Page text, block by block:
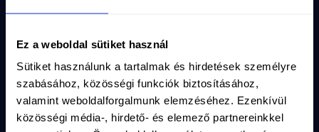
Ez a weboldal sütiket használ
Sütiket használunk a tartalmak és hirdetések személyre
szabásához, közösségi funkciók biztosításához,
valamint weboldalforgalmunk elemzéséhez. Ezenkívül
közösségi média-, hirdető- és elemező partnereinkkel
Csatlakozz a TISZA Közösséghez!
Vezetéknév*
Keresztnév